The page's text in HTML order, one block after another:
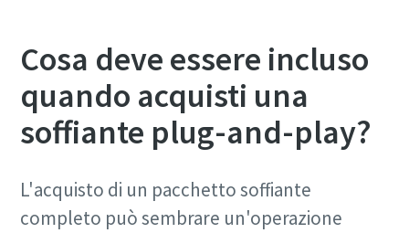
Cosa deve essere incluso
quando acquisti una
soffiante plug-and-play?
L'acquisto di un pacchetto soffiante
completo può sembrare un'operazione